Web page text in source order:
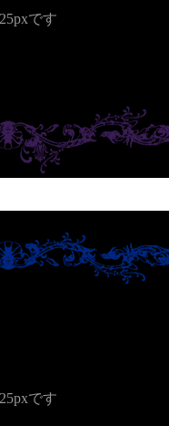
です
です